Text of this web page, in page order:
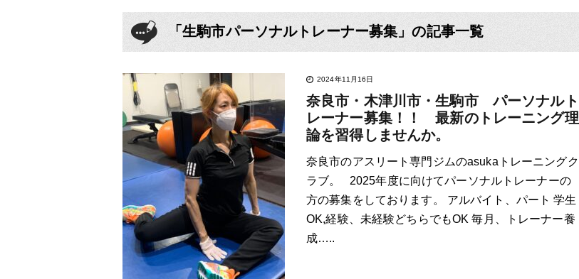
「生駒市パーソナルトレーナー募集」の記事一覧
2024年11月16日
奈良市・木津川市・生駒市 パーソナルト
レーナー募集！！ 最新のトレーニング理
論を習得しませんか。
奈良市のアスリート専門ジムのasukaトレーニングク
ラブ。 2025年度に向けてパーソナルトレーナーの
方の募集をしております。 アルバイト、パート 学生
OK,経験、未経験どちらでもOK 毎月、トレーナー養
成…..